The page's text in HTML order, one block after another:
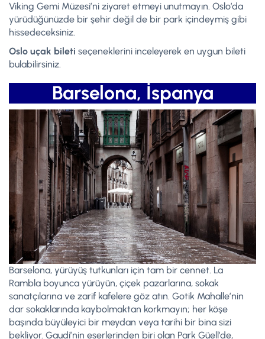
Viking Gemi Müzesi’ni ziyaret etmeyi unutmayın. Oslo’da
yürüdüğünüzde bir şehir değil de bir park içindeymiş gibi
hissedeceksiniz.
Oslo uçak bileti seçeneklerini inceleyerek en uygun bileti
bulabilirsiniz.
Barselona, İspanya
Barselona, yürüyüş tutkunları için tam bir cennet. La
Rambla boyunca yürüyün, çiçek pazarlarına, sokak
sanatçılarına ve zarif kafelere göz atın. Gotik Mahalle’nin
dar sokaklarında kaybolmaktan korkmayın; her köşe
başında büyüleyici bir meydan veya tarihi bir bina sizi
bekliyor. Gaudí’nin eserlerinden biri olan Park Güell’de,